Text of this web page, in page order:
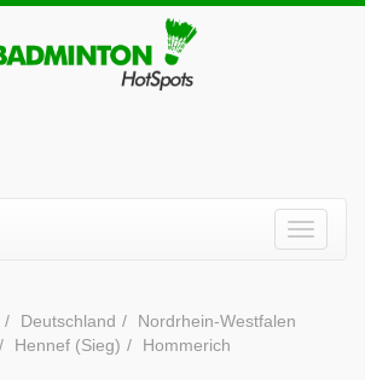
Deutschland
Nordrhein-Westfalen
Hennef (Sieg)
Hommerich